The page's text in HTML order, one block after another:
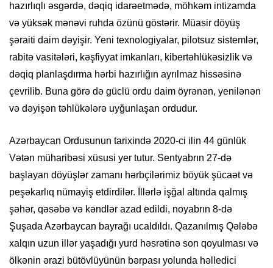
hazırlıqlı əsgərdə, dəqiq idarəetmədə, möhkəm intizamda
və yüksək mənəvi ruhda özünü göstərir. Müasir döyüş
şəraiti daim dəyişir. Yeni texnologiyalar, pilotsuz sistemlər,
rabitə vasitələri, kəşfiyyat imkanları, kibertəhlükəsizlik və
dəqiq planlaşdırma hərbi hazırlığın ayrılmaz hissəsinə
çevrilib. Buna görə də güclü ordu daim öyrənən, yenilənən
və dəyişən təhlükələrə uyğunlaşan ordudur.
Azərbaycan Ordusunun tarixində 2020-ci ilin 44 günlük
Vətən müharibəsi xüsusi yer tutur. Sentyabrın 27-də
başlayan döyüşlər zamanı hərbçilərimiz böyük şücaət və
peşəkarlıq nümayiş etdirdilər. İllərlə işğal altında qalmış
şəhər, qəsəbə və kəndlər azad edildi, noyabrın 8-də
Şuşada Azərbaycan bayrağı ucaldıldı. Qazanılmış Qələbə
xalqın uzun illər yaşadığı yurd həsrətinə son qoyulması və
ölkənin ərazi bütövlüyünün bərpası yolunda həlledici